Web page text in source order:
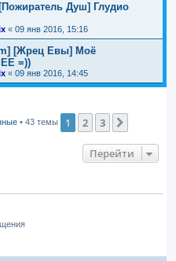
Душ] Глудио
« 09 янв 2016, 15:16
[Жрец Евы] Моё
=))
« 09 янв 2016, 14:45
• 43 темы 1 2 3
Перейти